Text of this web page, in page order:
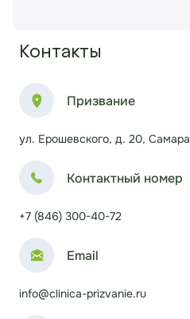
Контакты
Призвание
ул. Ерошевского, д. 20, Самара
Контактный номер
+7 (846) 300-40-72
Email
info@clinica-prizvanie.ru